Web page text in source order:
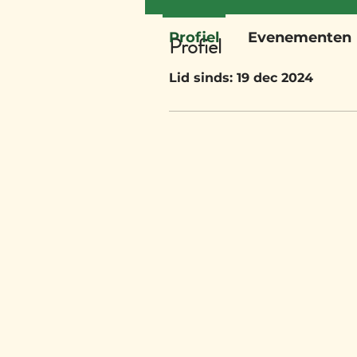
Profiel
Lid sinds: 19 dec 2024
Profiel Evenementen